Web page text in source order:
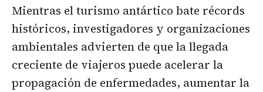
Mientras el turismo antártico bate récords
históricos, investigadores y organizaciones
ambientales advierten de que la llegada
creciente de viajeros puede acelerar la
propagación de enfermedades, aumentar la